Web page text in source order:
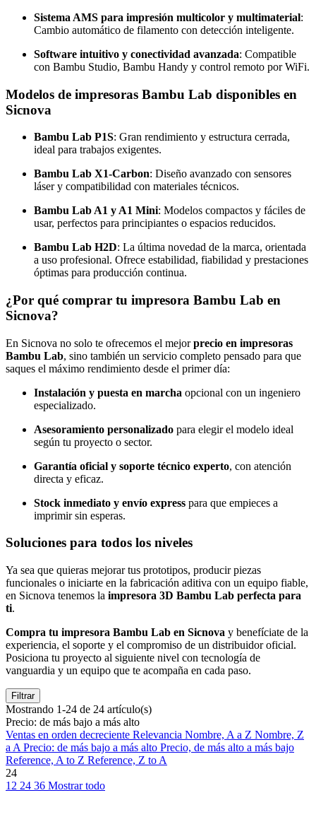
Sistema AMS para impresión multicolor y multimaterial:
Cambio automático de filamento con detección inteligente.
Software intuitivo y conectividad avanzada: Compatible
con Bambu Studio, Bambu Handy y control remoto por WiFi.
Modelos de impresoras Bambu Lab disponibles en
Sicnova
Bambu Lab P1S: Gran rendimiento y estructura cerrada,
ideal para trabajos exigentes.
Bambu Lab X1-Carbon: Diseño avanzado con sensores
láser y compatibilidad con materiales técnicos.
Bambu Lab A1 y A1 Mini: Modelos compactos y fáciles de
usar, perfectos para principiantes o espacios reducidos.
Bambu Lab H2D: La última novedad de la marca, orientada
a uso profesional. Ofrece estabilidad, fiabilidad y prestaciones
óptimas para producción continua.
¿Por qué comprar tu impresora Bambu Lab en
Sicnova?
En Sicnova no solo te ofrecemos el mejorprecio en impresoras
Bambu Lab, sino también un servicio completo pensado para que
saques el máximo rendimiento desde el primer día:
Instalación y puesta en marcha opcional con un ingeniero
especializado.
Asesoramiento personalizado para elegir el modelo ideal
según tu proyecto o sector.
Garantía oficial y soporte técnico experto, con atención
directa y eficaz.
Stock inmediato y envío express para que empieces a
imprimir sin esperas.
Soluciones para todos los niveles
Ya sea que quieras mejorar tus prototipos, producir piezas
funcionales o iniciarte en la fabricación aditiva con un equipo fiable,
en Sicnova tenemos la impresora 3D Bambu Lab perfecta para
ti.
Compra tu impresora Bambu Lab en Sicnova y benefíciate de la
experiencia, el soporte y el compromiso de un distribuidor oficial.
Posiciona tu proyecto al siguiente nivel con tecnología de
vanguardia y un equipo que te acompaña en cada paso.
Filtrar
Mostrando 1-24 de 24 artículo(s)
Precio: de más bajo a más alto
Ventas en orden decreciente Relevancia Nombre, A a Z Nombre, Z
a A Precio: de más bajo a más alto Precio, de más alto a más bajo
Reference, A to Z Reference, Z to A
24
12 24 36 Mostrar todo